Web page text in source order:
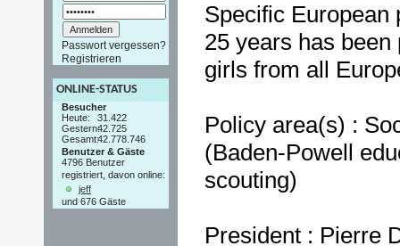
Passwort vergessen?
Registrieren
ONLINE-STATUS
Besucher
Heute:
31.422
Gestern:42.725
Gesamt:42.778.746
Benutzer & Gäste
4796 Benutzer
registriert, davon online:
jeff
und 676 Gäste
Specific European
25 years has
girls from all
Policy area(s) :
(Baden-Powell
scouting)
President : Pierre